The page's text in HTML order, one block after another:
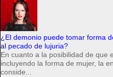
¿El demonio puede tomar forma
al pecado de lujuria?
En cuanto a la posibilidad de que
incluyendo la forma de mujer, la
conside...